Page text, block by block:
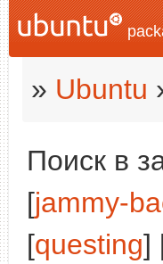
» Ubuntu
Поиск в
[jammy-
[questing]